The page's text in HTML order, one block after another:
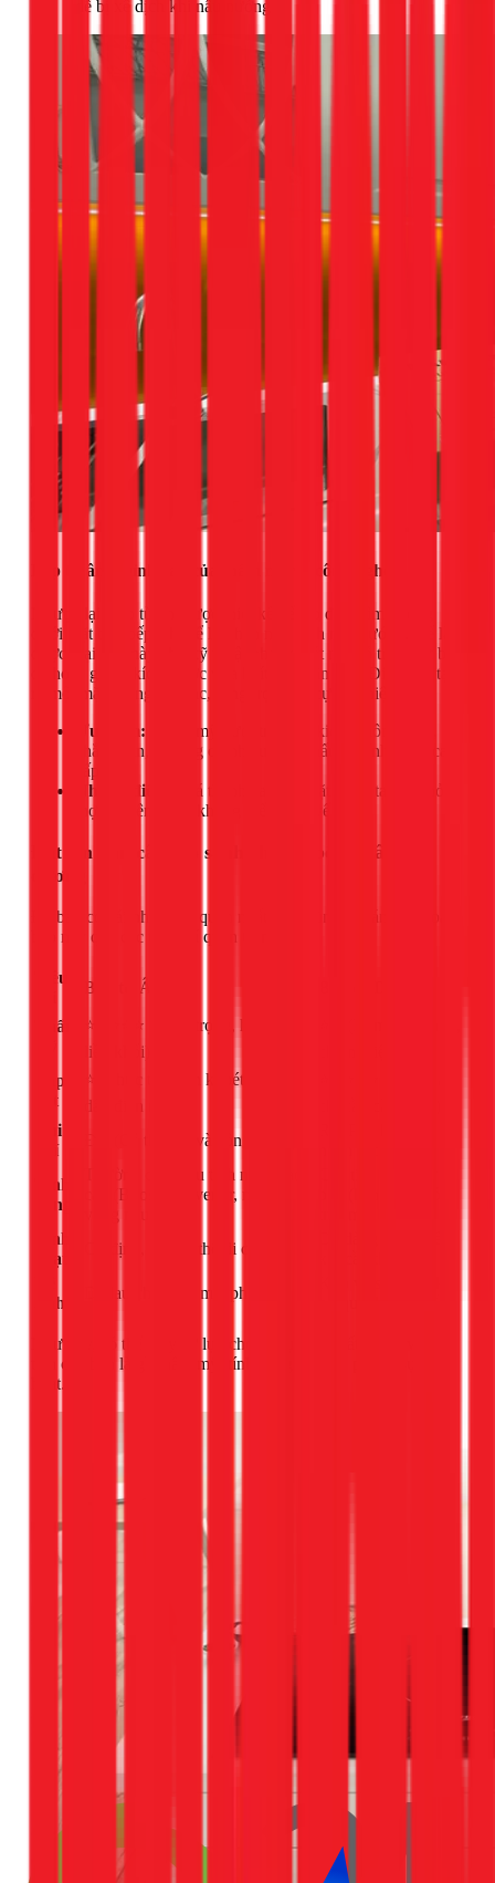
dễ bị xê dịch khi nấu nướng.
Bếp từ âm: Đỉnh cao của thẩm mỹ và công nghệ
Ngược lại, bếp từ âm được thiết kế để lắp đặt chìm xuống
dưới mặt bàn bếp, chỉ để lộ phần mặt kính nấu nướng. Để lắp
được loại bếp này, thợ kỹ thuật phải khoét một lỗ trên mặt bàn
đá hoặc gỗ có kích thước vừa khít với thân bếp. Điều này tạo
ra một mặt phẳng liền lạc, sang trọng và cực kỳ hiện đại.
Ưu điểm: Thẩm mỹ vượt trội, tiết kiệm không gian,
chắc chắn, thường có nhiều vùng nấu và tính năng cao
cấp hơn.
Nhược điểm:
Giá thành cao, lắp đặt phức tạp đòi hỏi
thợ chuyên môn, không thể di chuyển.
Đặt lên bàn cân: So sánh chi tiết bếp từ âm và
dương
Để bạn có cái nhìn trực quan nhất, hãy cùng so sánh hai loại
bếp này qua các tiêu chí quan trọng sau:
Tiêu
Bếp từ Âm
Thẩm
⭐⭐⭐⭐⭐ (Sang trọng, hiện đại,
liền khối)
Lắp
đặt
⭐ (Phức tạp, cần khoét đá, đi
dây điện riêng)
Chi
phí
Đắt (Cả thiết bị và công lắp đặt)
Tính
năng
Thường có nhiều tính năng cao
cấp (Booster, Inverter, nhiều
Linh
hoạt
Cố định, không thể di chuyển
sinh
Dễ lau chùi trên mặt phẳng
Như vậy, có thể thấy sự lựa chọn phụ thuộc rất nhiều vào ưu
tiên của bạn là gì: thẩm mỹ, tính năng hay chi phí và sự linh
hoạt.